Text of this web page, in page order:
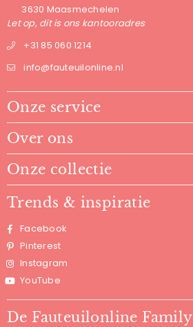
3630 Maasmechelen
Let op, dit is ons kantooradres
+31 85 060 1214
info@fauteuilonline.nl
Onze service
Over ons
Onze collectie
Trends & inspiratie
Facebook
Pinterest
Instagram
YouTube
De Fauteuilonline Family